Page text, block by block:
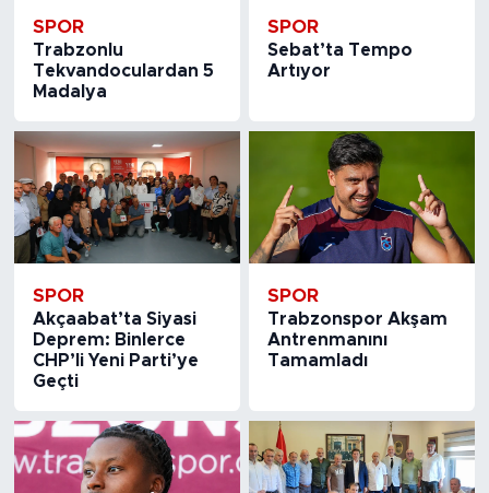
SPOR
Trabzonlu
Tekvandoculardan 5
Madalya
SPOR
Sebat’ta Tempo
Artıyor
SPOR
Akçaabat’ta Siyasi
Deprem: Binlerce
CHP’li Yeni Parti’ye
Geçti
SPOR
Trabzonspor Akşam
Antrenmanını
Tamamladı